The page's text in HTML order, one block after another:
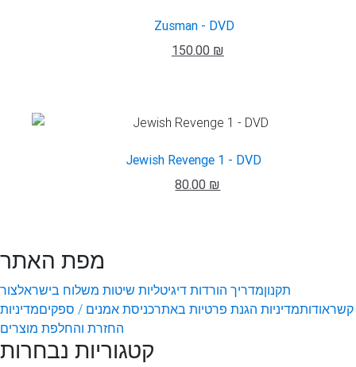
Zusman - DVD
150.00 ₪
Jewish Revenge 1 - DVD
80.00 ₪
מפת האתר
תקנוןמדריך הורדות דיגיטליות שיטות משלוח בישראלצור
קשראודותמדיניות הגנת פרטיות באתרכניסת אמנים / ספקיםמדיניות
החזרת והחלפת מוצרים
קטגוריות נבחרות